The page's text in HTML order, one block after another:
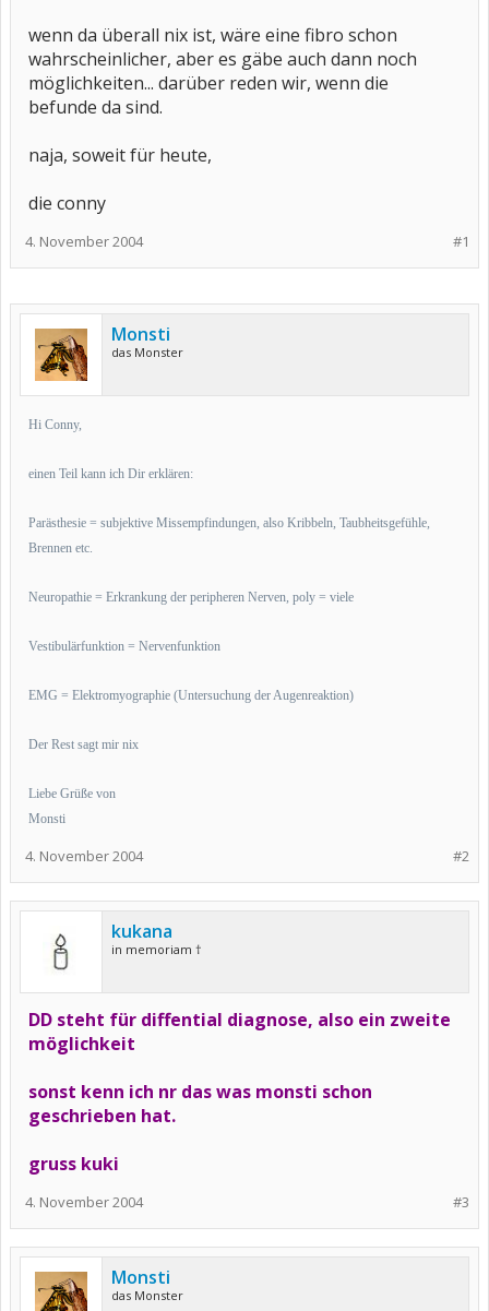
wenn da überall nix ist, wäre eine fibro schon
wahrscheinlicher, aber es gäbe auch dann noch
möglichkeiten... darüber reden wir, wenn die
befunde da sind.
naja, soweit für heute,
die conny
#1
4. November 2004
Monsti
das Monster
Hi Conny,
einen Teil kann ich Dir erklären:
Parästhesie = subjektive Missempfindungen, also Kribbeln, Taubheitsgefühle,
Brennen etc.
Neuropathie = Erkrankung der peripheren Nerven, poly = viele
Vestibulärfunktion = Nervenfunktion
EMG = Elektromyographie (Untersuchung der Augenreaktion)
Der Rest sagt mir nix
Liebe Grüße von
Monsti
#2
4. November 2004
kukana
in memoriam †
DD steht für diffential diagnose, also ein zweite
möglichkeit
sonst kenn ich nr das was monsti schon
geschrieben hat.
gruss kuki
#3
4. November 2004
Monsti
das Monster